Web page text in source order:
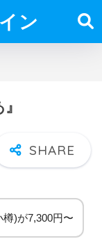
ン
)が7,300円〜